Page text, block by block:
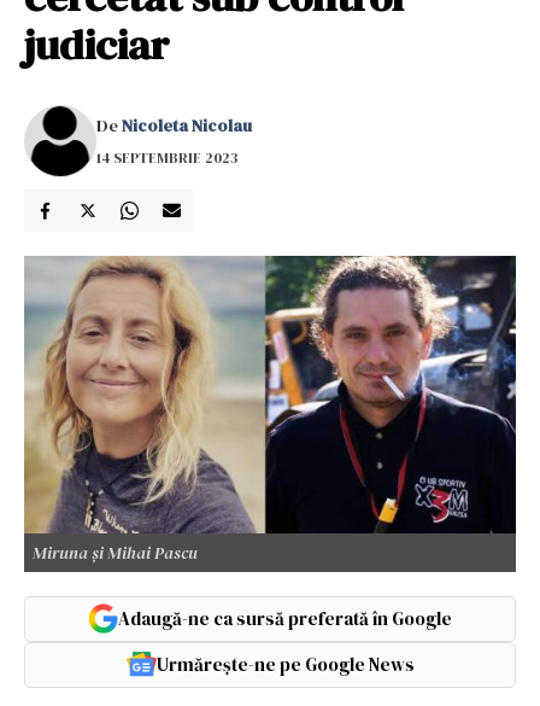
judiciar
DeNicoleta Nicolau
14 SEPTEMBRIE 2023
Miruna și Mihai Pascu
Adaugă-ne ca sursă preferată în Google
Urmărește-ne pe Google News